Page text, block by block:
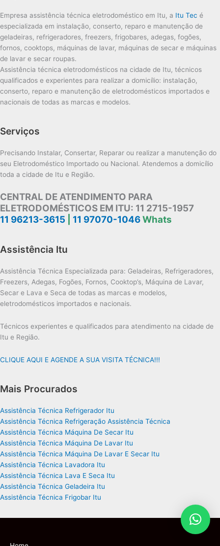
Empresa assistência técnica eletrodoméstico em Itu, a Itu Tec é
especializada em instalação, conserto, reparo e manutenção de
geladeiras, refrigeradores, freezers, frigobares, adegas, fogões,
fornos, cooktops, máquinas de lavar, máquinas de secar e máquinas
de lavar e secar roupas.
Assistência técnica eletrodomésticos na cidade de Itu, técnicos
qualificados e experientes para realizar a domicílio: instalação,
conserto, reparo e manutenção de eletrodomésticos importados e
nacionais de todas as marcas e modelos.
Serviços
Precisando Instalar, Consertar, Reparar ou realizar a manutenção do
seu Eletrodoméstico Importado ou Nacional. Atendemos a domicílio
toda a cidade de Itu e Região.
CENTRAL DE ATENDIMENTO PARA
ELETRODOMÉSTICOS EM ITU: 11 2715-1957
11 96213-3615
11 97070-1046Whats
Assistência Itu
Assistência Técnica Especializada para: Geladeiras, Refrigeradores,
Freezers, Adegas, Fogões, Fornos, Cooktop’s, Máquina de Lavar,
Secar e Lava e Seca de todas as marcas e modelos,
eletrodomésticos importados e nacionais.
Técnicos experientes e qualificados para atendimento na cidade de
Itu e Região.
CLIQUE AQUI E AGENDE A SUA VISITA TÉCNICA!!!
Mais Procurados
Assistência Técnica Refrigerador Itu
Assistência Técnica Refrigeração Assistência Técnica
Assistência Técnica Máquina De Secar Itu
Assistência Técnica Máquina De Lavar Itu
Assistência Técnica Máquina De Lavar E Secar Itu
Assistência Técnica Lavadora Itu
Assistência Técnica Lava E Seca Itu
Assistência Técnica Geladeira Itu
Assistência Técnica Frigobar Itu